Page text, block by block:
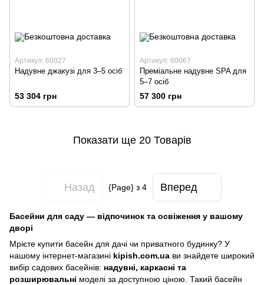
Артикул: 60027
Надувне джакузі для 3–5 осіб
53 304 грн
Артикул: 60067
Преміальне надувне SPA для
5–7 осіб
57 300 грн
Показати ще 20 Товарів
Назад {Page} з 4 Вперед
Басейни для саду — відпочинок та освіження у вашому
дворі
Мрієте купити басейн для дачі чи приватного будинку? У
нашому інтернет-магазині kipish.com.ua ви знайдете широкий
вибір садових басейнів: надувні, каркасні та
розширювальні моделі за доступною ціною. Такий басейн